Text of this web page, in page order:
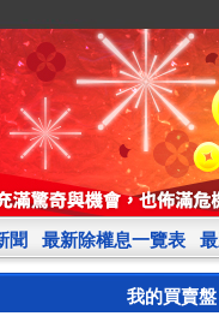
聞 最新除權息一覽表
我的買賣盤